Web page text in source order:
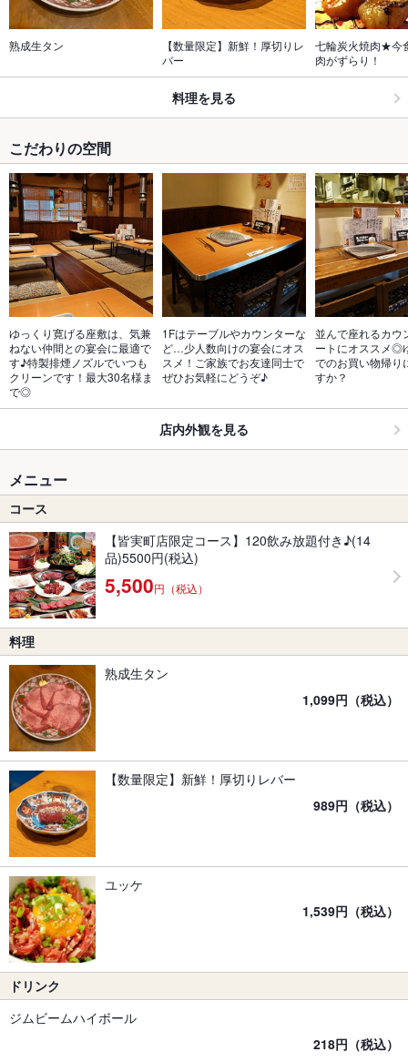
熟成生タン
【数量限定】新鮮！厚切りレ
バー
七輪炭火焼肉★今
肉がずらり！
料理を見る
こだわりの空間
ゆっくり寛げる座敷は、気兼
ねない仲間との宴会に最適で
す♪特製排煙ノズルでいつも
クリーンです！最大30名様ま
で◎
1Fはテーブルやカウンターな
ど…少人数向けの宴会にオス
スメ！ご家族でお友達同士で
ぜひお気軽にどうぞ♪
並んで座れるカウ
ートにオススメ◎
でのお買い物帰り
すか？
店内外観を見る
メニュー
コース
【皆実町店限定コース】120飲み放題付き♪(14
品)5500円(税込)
5,500円（税込）
料理
熟成生タン
1,099円（税込）
【数量限定】新鮮！厚切りレバー
989円（税込）
ユッケ
1,539円（税込）
ドリンク
ジムビームハイボール
218円（税込）